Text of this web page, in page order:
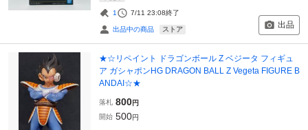
1 7/11 23:08終了
出品中の商品 ストア 出品
★☆リペイント ドラゴンボール Z ベジータ フィギュ
ア ガシャポンHG DRAGON BALL Z Vegeta FIGURE B
ANDAI☆★
落札 800円
開始 500円